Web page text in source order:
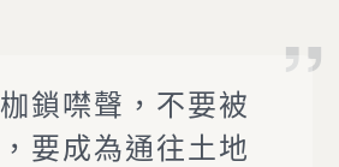
枷鎖噤聲，不要被
要成為通往土地